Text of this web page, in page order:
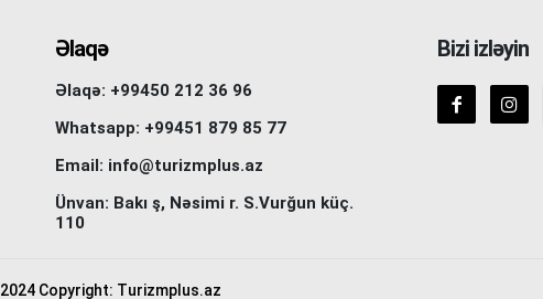
Əlaqə
Əlaqə: +99450 212 36 96
Whatsapp: +99451 879 85 77
Email: info@turizmplus.az
Ünvan: Bakı ş, Nəsimi r. S.Vurğun küç.
110
Bizi izləyin
2024 Copyright: Turizmplus.az